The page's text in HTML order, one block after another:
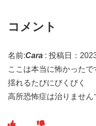
コメント
名前:Cara : 投稿日：
ここは本当に怖かったで
揺れるたびにびくびく
高所恐怖症は治りません